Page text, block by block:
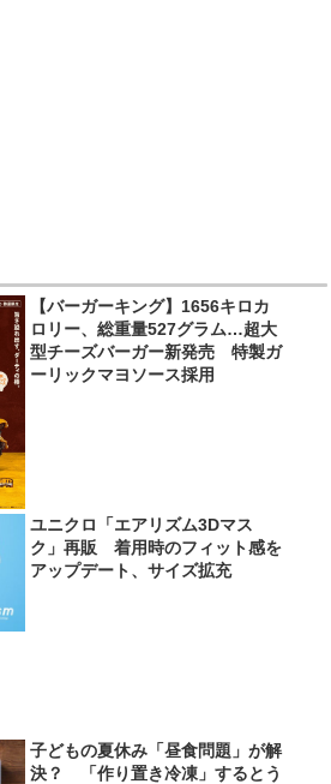
【バーガーキング】1656キロカ
ロリー、総重量527グラム…超大
型チーズバーガー新発売 特製ガ
ーリックマヨソース採用
ユニクロ「エアリズム3Dマス
ク」再販 着用時のフィット感を
アップデート、サイズ拡充
子どもの夏休み「昼食問題」が解
決？ 「作り置き冷凍」するとう